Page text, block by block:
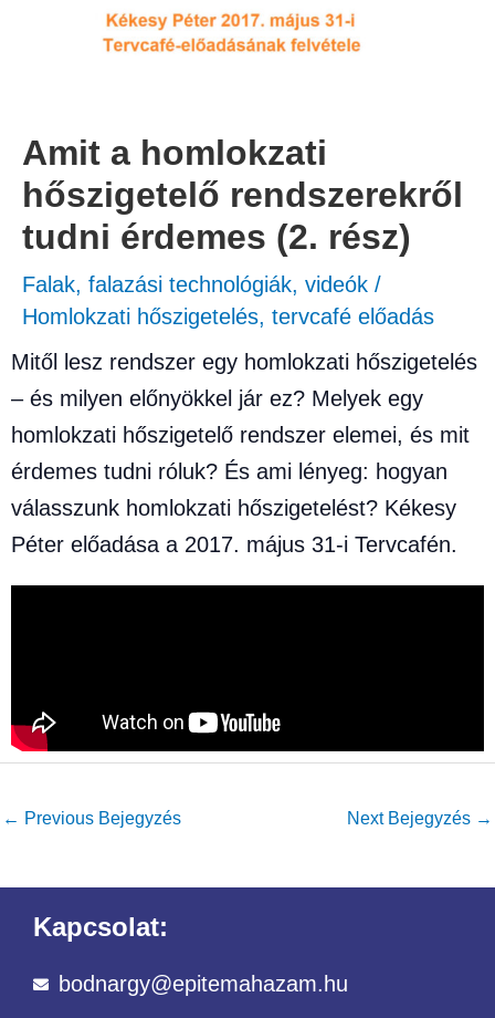
Amit a homlokzati
hőszigetelő rendszerekről
tudni érdemes (2. rész)
Falak, falazási technológiák, videók /
Homlokzati hőszigetelés, tervcafé előadás
Mitől lesz rendszer egy homlokzati hőszigetelés
– és milyen előnyökkel jár ez? Melyek egy
homlokzati hőszigetelő rendszer elemei, és mit
érdemes tudni róluk? És ami lényeg: hogyan
válasszunk homlokzati hőszigetelést? Kékesy
Péter előadása a 2017. május 31-i Tervcafén.
← Previous Bejegyzés Next Bejegyzés →
Kapcsolat:
bodnargy@epitemahazam.hu